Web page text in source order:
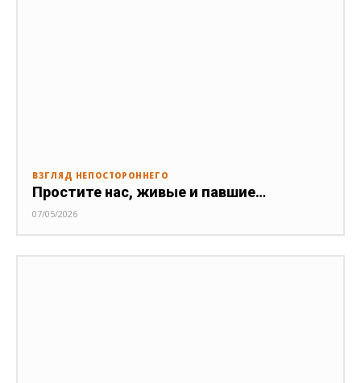
ВЗГЛЯД НЕПОСТОРОННЕГО
Простите нас, живые и павшие…
07/05/2026